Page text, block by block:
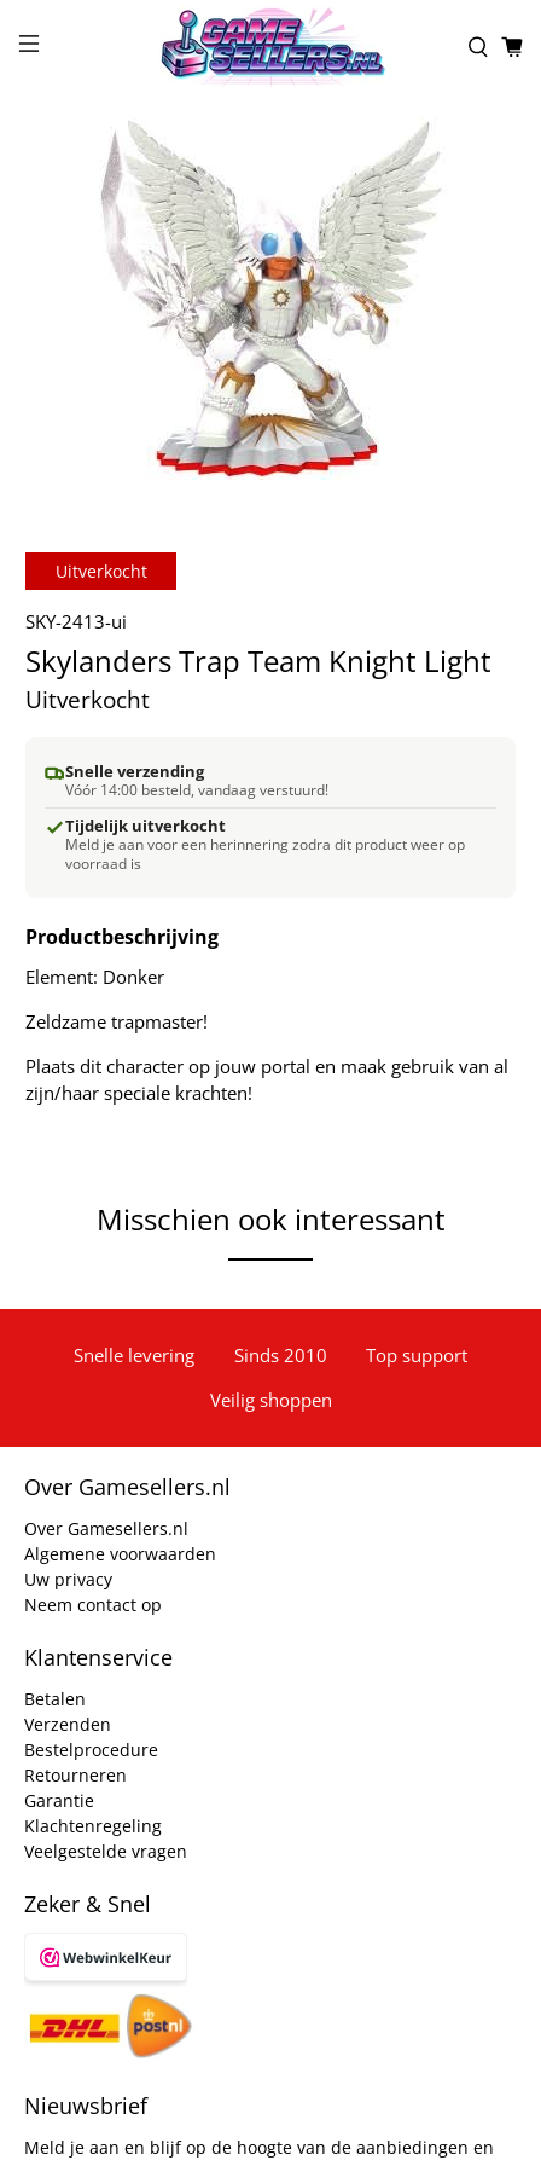
Uitverkocht
SKY-2413-ui
Skylanders Trap Team Knight Light
Uitverkocht
Snelle verzending
Vóór 14:00 besteld, vandaag verstuurd!
Tijdelijk uitverkocht
Meld je aan voor een herinnering zodra dit product weer op
voorraad is
Productbeschrijving
Element: Donker
Zeldzame trapmaster!
Plaats dit character op jouw portal en maak gebruik van al
zijn/haar speciale krachten!
Misschien ook interessant
Snelle levering Sinds 2010
Top support
Veilig shoppen
Over Gamesellers.nl
Over Gamesellers.nl
Algemene voorwaarden
Uw privacy
Neem contact op
Klantenservice
Betalen
Verzenden
Bestelprocedure
Retourneren
Garantie
Klachtenregeling
Veelgestelde vragen
Zeker & Snel
Nieuwsbrief
Meld je aan en blijf op de hoogte van de aanbiedingen en